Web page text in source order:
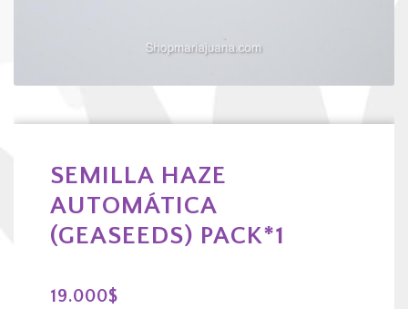
SEMILLA HAZE
AUTOMÁTICA
(GEASEEDS) PACK*1
19.000$